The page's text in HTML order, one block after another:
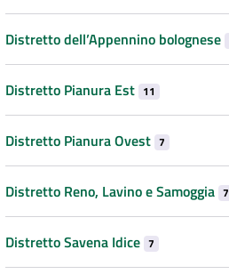
Distretto dell’Appennino bolognese
Distretto Pianura Est 11
Distretto Pianura Ovest 7
Distretto Reno, Lavino e Samoggia 7
Distretto Savena Idice 7